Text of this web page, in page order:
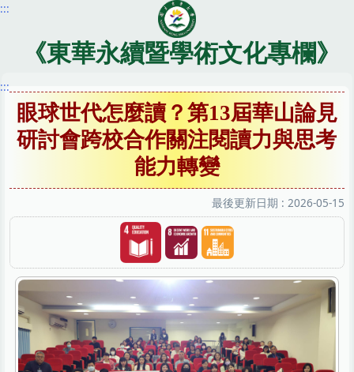
跳
內
:::
《東華永續暨學術文化專欄》
:::
眼球世代怎麼讀？第13屆華山論見
研討會跨校合作關注閱讀力與思考
能力轉變
最後更新日期 : 2026-05-15